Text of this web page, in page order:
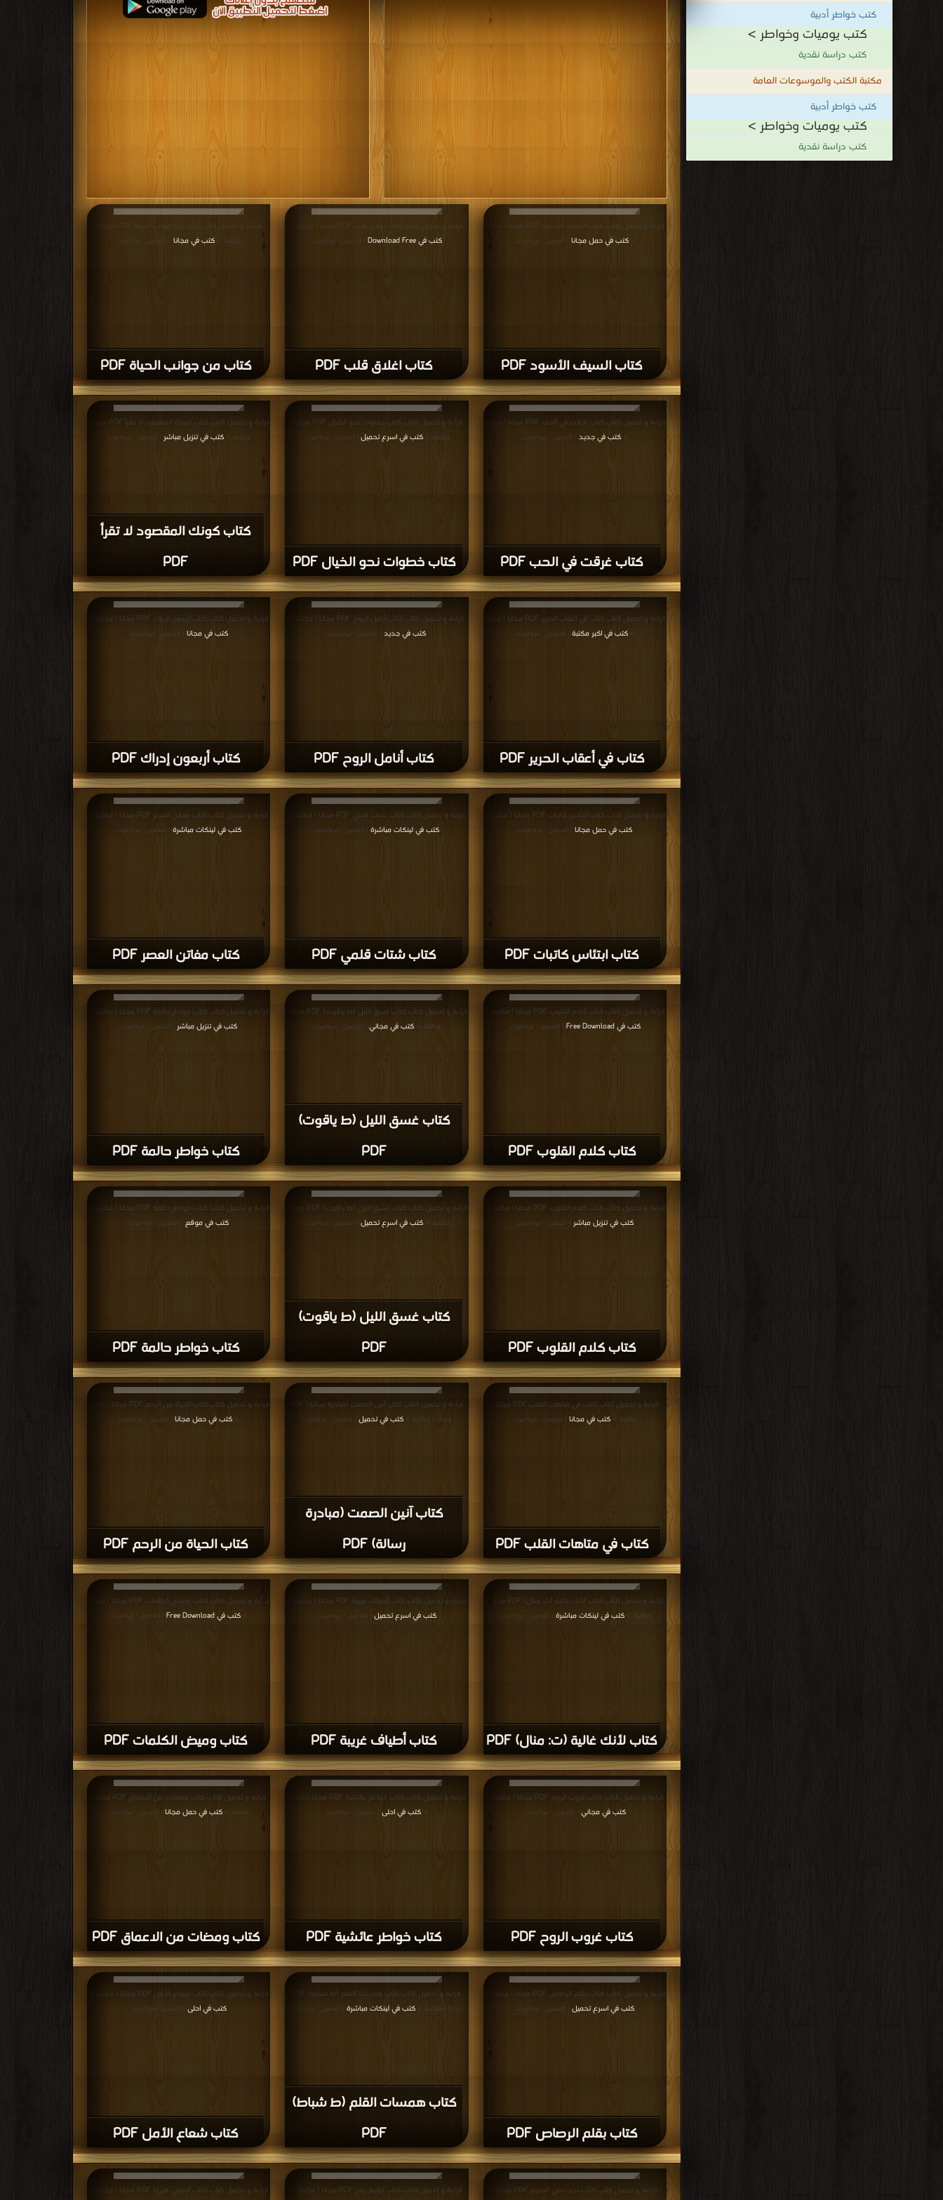
كتب خواطر أدبية
كتب يوميات وخواطر >
كتب دراسة نقدية
مكتبة الكتب والموسوعات العامة
كتب خواطر أدبية
كتب يوميات وخواطر >
كتب دراسة نقدية
كتاب من جوانب الحياة PDF
قراءة و تحميل كتاب كتاب من جوانب الحياة PDF مجانا |
مكتبة >كتب في مجانا | التحميل : مرة/مرات
كتاب اغلاق قلب PDF
قراءة و تحميل كتاب كتاب اغلاق قلب PDF مجانا | مكتبة >
كتب في Download Free
| التحميل : مرة/مرات
كتاب السيف الأسود PDF
قراءة و تحميل كتاب كتاب السيف الأسود PDF مجانا | مكتبة
>كتب في حمل مجانا | التحميل : مرة/مرات
كتاب كونك المقصود لا تقرأ
PDF
قراءة و تحميل كتاب كتاب كونك المقصود لا تقرأ PDF مجانا |
مكتبة > كتب في تنزيل مباشر| التحميل : مرة/مرات
كتاب خطوات نحو الخيال PDF
قراءة و تحميل كتاب كتاب خطوات نحو الخيال PDF مجانا |
مكتبة >كتب في اسرع تحميل | التحميل : مرة/مرات
كتاب غرقت في الحب PDF
قراءة و تحميل كتاب كتاب غرقت في الحب PDF مجانا | مكتبة
>كتب في جديد | التحميل : مرة/مرات
كتاب أربعون إدراك PDF
قراءة و تحميل كتاب كتاب أربعون إدراك PDF مجانا | مكتبة >
كتب في مجانا | التحميل : مرة/مرات
كتاب أنامل الروح PDF
قراءة و تحميل كتاب كتاب أنامل الروح PDF مجانا | مكتبة >
كتب في جديد| التحميل : مرة/مرات
كتاب في أعقاب الحرير PDF
قراءة و تحميل كتاب كتاب في أعقاب الحرير PDF مجانا | مكتبة
>كتب في اكبر مكتبة | التحميل : مرة/مرات
كتاب مفاتن العصر PDF
قراءة و تحميل كتاب كتاب مفاتن العصر PDF مجانا | مكتبة >
كتب في لينكات مباشرة
| التحميل : مرة/مرات
كتاب شتات قلمي PDF
قراءة و تحميل كتاب كتاب شتات قلمي PDF مجانا | مكتبة >
كتب في لينكات مباشرة
| التحميل : مرة/مرات
كتاب ابتئاس كاتبات PDF
قراءة و تحميل كتاب كتاب ابتئاس كاتبات PDF مجانا | مكتبة >
كتب في حمل مجانا | التحميل : مرة/مرات
كتاب خواطر حالمة PDF
قراءة و تحميل كتاب كتاب خواطر حالمة PDF مجانا | مكتبة >
كتب في تنزيل مباشر| التحميل : مرة/مرات
كتاب غسق الليل (ط ياقوت)
PDF
قراءة و تحميل كتاب كتاب غسق الليل (ط ياقوت) PDF مجانا |
مكتبة > كتب في مجاني| التحميل : مرة/مرات
كتاب كلام القلوب PDF
قراءة و تحميل كتاب كتاب كلام القلوب PDF مجانا | مكتبة >
كتب في Free Download
| التحميل : مرة/مرات
كتاب خواطر حالمة PDF
قراءة و تحميل كتاب كتاب خواطر حالمة PDF مجانا | مكتبة >
كتب في موقع | التحميل : مرة/مرات
كتاب غسق الليل (ط ياقوت)
PDF
قراءة و تحميل كتاب كتاب غسق الليل (ط ياقوت) PDF مجانا |
مكتبة >كتب في اسرع تحميل | التحميل : مرة/مرات
كتاب كلام القلوب PDF
قراءة و تحميل كتاب كتاب كلام القلوب PDF مجانا | مكتبة >
كتب في تنزيل مباشر | التحميل : مرة/مرات
كتاب الحياة من الرحم PDF
قراءة و تحميل كتاب كتاب الحياة من الرحم PDF مجانا | مكتبة
> كتب في حمل مجانا| التحميل : مرة/مرات
كتاب آنين الصمت (مبادرة
رسالة) PDF
مجانا | مكتبة >كتب في تحميل | التحميل : مرة/مرات
كتاب في متاهات القلب PDF
قراءة و تحميل كتاب كتاب في متاهات القلب PDF مجانا |
مكتبة > كتب في مجانا| التحميل : مرة/مرات
كتاب وميض الكلمات PDF
قراءة و تحميل كتاب كتاب وميض الكلمات PDF مجانا | مكتبة
> كتب في Free Download | التحميل : مرة/مرات
كتاب أطياف غريبة PDF
قراءة و تحميل كتاب كتاب أطياف غريبة PDF مجانا | مكتبة >
كتب في اسرع تحميل | التحميل : مرة/مرات
كتاب لأنك غالية (ت: منال) PDF
قراءة و تحميل كتاب كتاب لأنك غالية (ت: منال) PDF مجانا |
مكتبة >كتب في لينكات مباشرة | التحميل : مرة/مرات
كتاب ومضات من الاعماق PDF
قراءة و تحميل كتاب كتاب ومضات من الاعماق PDF مجانا |
مكتبة > كتب في حمل مجانا| التحميل : مرة/مرات
كتاب خواطر عائشية PDF
قراءة و تحميل كتاب كتاب خواطر عائشية PDF مجانا | مكتبة
> كتب في احلى | التحميل : مرة/مرات
كتاب غروب الروح PDF
قراءة و تحميل كتاب كتاب غروب الروح PDF مجانا | مكتبة >
كتب في مجاني | التحميل : مرة/مرات
كتاب شعاع الأمل PDF
قراءة و تحميل كتاب كتاب شعاع الأمل PDF مجانا | مكتبة >
كتب في احلى
| التحميل : مرة/مرات
كتاب همسات القلم (ط شباط)
PDF
مجانا | مكتبة >كتب في لينكات مباشرة | التحميل : مرة/مرات
كتاب بقلم الرصاص PDF
قراءة و تحميل كتاب كتاب بقلم الرصاص PDF مجانا | مكتبة >
كتب في اسرع تحميل
| التحميل : مرة/مرات
قراءة و تحميل كتاب كتاب المنفي هيروا PDF مجانا | مكتبة >
قراءة و تحميل كتاب كتاب ترانيم روح PDF مجانا | مكتبة >
قراءة و تحميل كتاب كتاب تحت ضي النجوم PDF مجانا |